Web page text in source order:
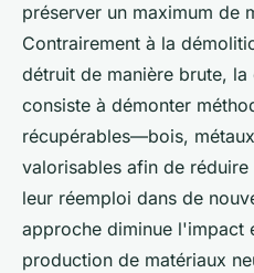
préserver un maximum de
Contrairement à la
détruit de manière brute,
consiste à démonter
récupérables—bois,
valorisables afin de
leur réemploi dans de
approche diminue l'impact
production de matériaux